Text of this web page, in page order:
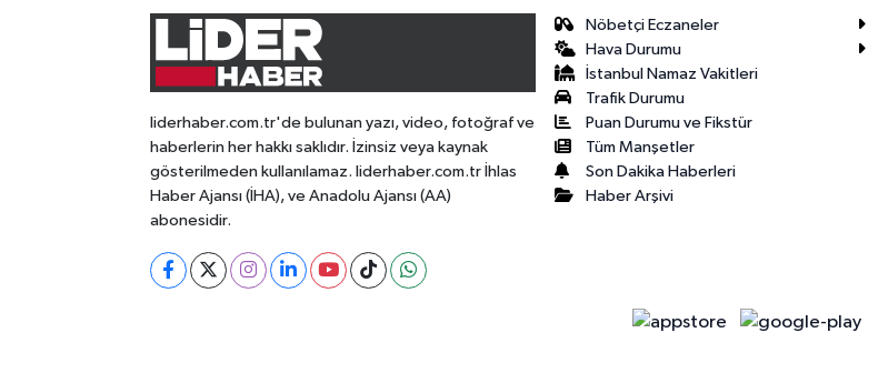
liderhaber.com.tr'de bulunan yazı, video, fotoğraf ve
haberlerin her hakkı saklıdır. İzinsiz veya kaynak
gösterilmeden kullanılamaz. liderhaber.com.tr İhlas
Haber Ajansı (İHA), ve Anadolu Ajansı (AA)
abonesidir.
Nöbetçi Eczaneler
Hava Durumu
İstanbul Namaz Vakitleri
Trafik Durumu
Puan Durumu ve Fikstür
Tüm Manşetler
Son Dakika Haberleri
Haber Arşivi